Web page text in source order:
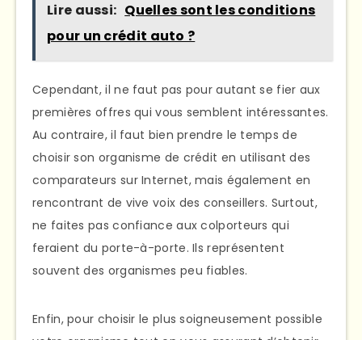
Lire aussi: Quelles sont les conditions
pour un crédit auto ?
Cependant, il ne faut pas pour autant se fier aux
premières offres qui vous semblent intéressantes.
Au contraire, il faut bien prendre le temps de
choisir son organisme de crédit en utilisant des
comparateurs sur Internet, mais également en
rencontrant de vive voix des conseillers. Surtout,
ne faites pas confiance aux colporteurs qui
feraient du porte-à-porte. Ils représentent
souvent des organismes peu fiables.
Enfin, pour choisir le plus soigneusement possible